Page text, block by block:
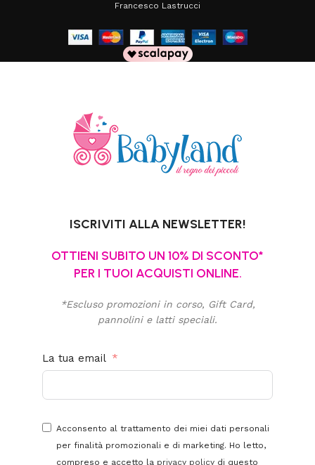
Francesco Lastrucci
ISCRIVITI ALLA NEWSLETTER!
OTTIENI SUBITO UN 10% DI SCONTO*
PER I TUOI ACQUISTI ONLINE.
*Escluso promozioni in corso, Gift Card,
pannolini e latti speciali.
La tua email
Acconsento al trattamento dei miei dati personali
per finalità promozionali e di marketing. Ho letto,
compreso e accetto la privacy policy di questo